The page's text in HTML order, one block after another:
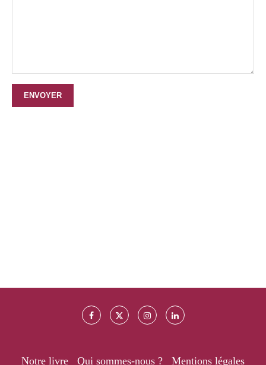
ENVOYER
Notre livre Qui sommes-nous ? Mentions légales